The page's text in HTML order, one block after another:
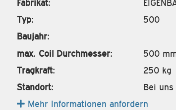
Fabrikat:
Typ:
500
Baujahr:
max. Coil Durchmesser:
500
Tragkraft:
250 kg
Standort:
Bei
Mehr Informationen anfordern